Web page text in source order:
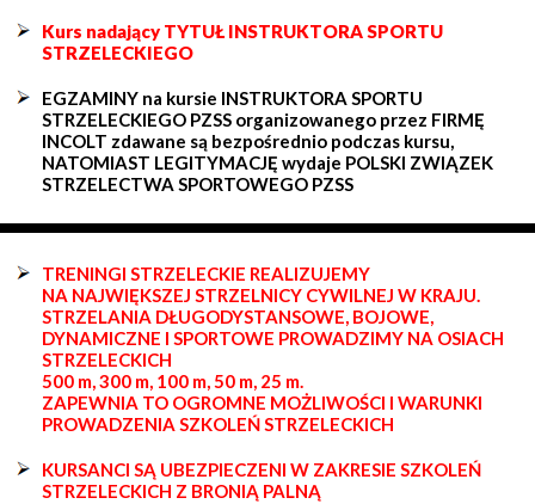
Kurs nadający TYTUŁ INSTRUKTORA SPORTU
STRZELECKIEGO
EGZAMINY na kursie INSTRUKTORA SPORTU
STRZELECKIEGO PZSS organizowanego przez FIRMĘ
INCOLT zdawane są bezpośrednio podczas kursu,
NATOMIAST LEGITYMACJĘ wydaje POLSKI ZWIĄZEK
STRZELECTWA SPORTOWEGO PZSS
TRENINGI STRZELECKIE REALIZUJEMY
NA NAJWIĘKSZEJ STRZELNICY CYWILNEJ W KRAJU.
STRZELANIA DŁUGODYSTANSOWE, BOJOWE,
DYNAMICZNE I SPORTOWE PROWADZIMY NA OSIACH
STRZELECKICH
500 m, 300 m, 100 m, 50 m, 25 m.
ZAPEWNIA TO OGROMNE MOŻLIWOŚCI I WARUNKI
PROWADZENIA SZKOLEŃ STRZELECKICH
KURSANCI SĄ UBEZPIECZENI W ZAKRESIE SZKOLEŃ
STRZELECKICH Z BRONIĄ PALNĄ